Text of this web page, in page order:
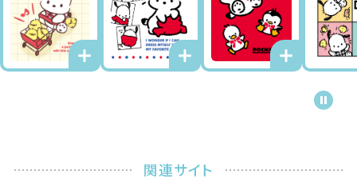
関連サイト